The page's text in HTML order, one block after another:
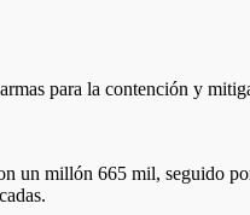
para la contención y
un millón 665 mil, seguido